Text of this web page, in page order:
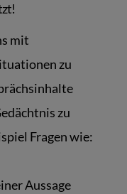
mit
zu
zu
Fragen wie:
Aussage